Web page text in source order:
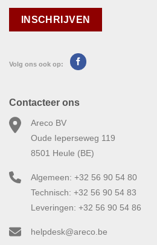
Volg ons ook op:
Contacteer ons
Areco BV
Oude Ieperseweg 119
8501 Heule (BE)
Algemeen: +32 56 90 54 80
Technisch: +32 56 90 54 83
Leveringen: +32 56 90 54 86
helpdesk@areco.be